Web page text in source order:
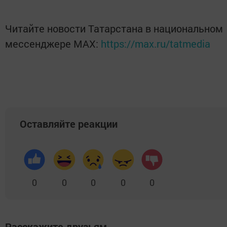
Читайте новости Татарстана в национальном
мессенджере MАХ: https://max.ru/tatmedia
Оставляйте реакции
0 0 0 0 0